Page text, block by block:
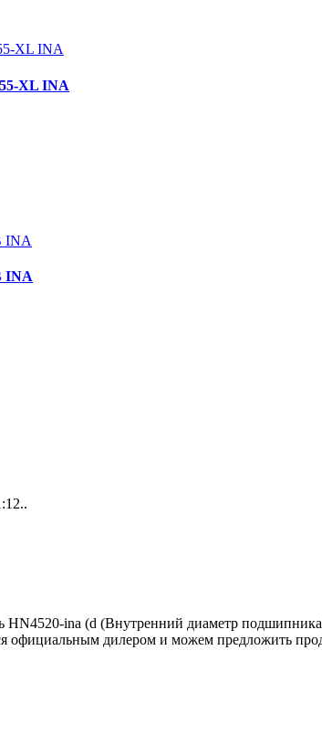
XL INA
INA
HN4520-ina (d (Внутренний диаметр
официальным дилером и можем предложить